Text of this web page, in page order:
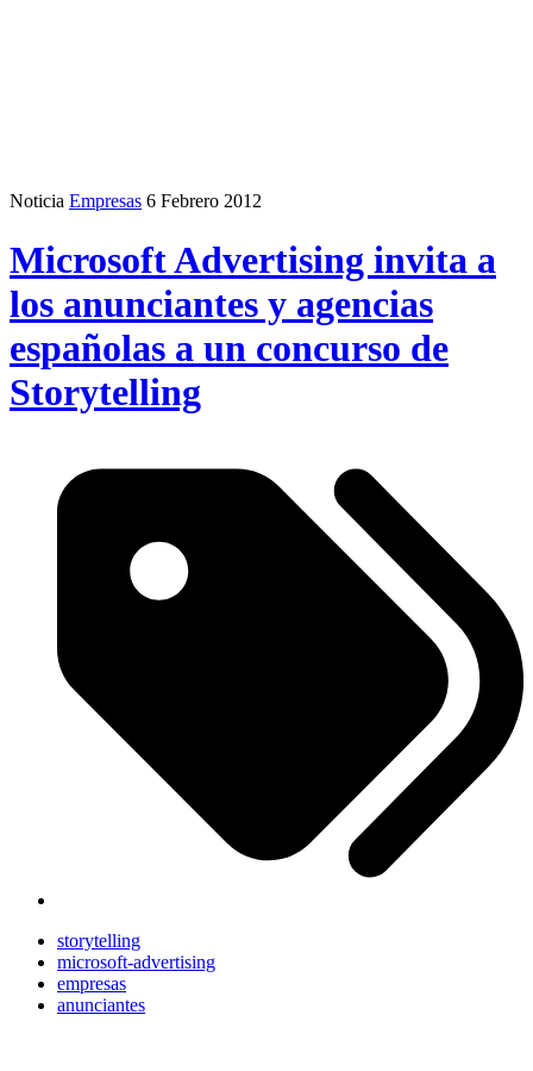
Noticia Empresas 6 Febrero 2012
Microsoft Advertising invita a
los anunciantes y agencias
españolas a un concurso de
Storytelling
storytelling
microsoft-advertising
empresas
anunciantes